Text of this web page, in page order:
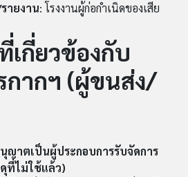
ายงาน: โรงงานผู้ก่อกำเนิดของเสีย
เกี่ยวข้องกับ
กากฯ (ผู้ขนส่ง/
ญาตเป็นผู้ประกอบการรับจัดการ
ที่ไม่ใช้แล้ว)